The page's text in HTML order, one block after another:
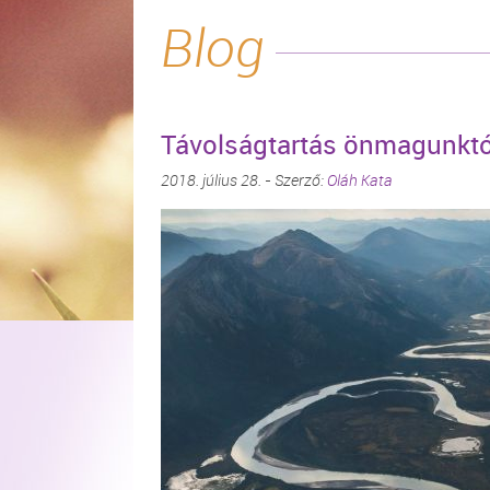
Blog
Távolságtartás
2018. július 28. - Szerző: Oláh Kata